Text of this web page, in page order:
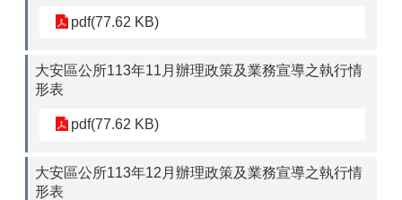
pdf(77.62 KB)
大安區公所113年11月辦理政策及業務宣導之執行情
形表
pdf(77.62 KB)
大安區公所113年12月辦理政策及業務宣導之執行情
形表